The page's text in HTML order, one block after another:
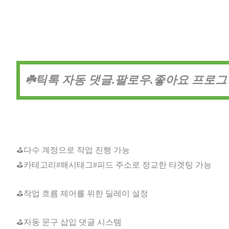
☘️틱톡 자동 댓글.팔로우.좋아요 프로그
⛳다수 계정으로 작업 진행 가능
⛳카테고리#해시태그#피드 주소로 정교한 타겟팅 가능
⛳작업 흐름 제어를 위한 딜레이 설정
⛳자동 문구 삽입 댓글 시스템